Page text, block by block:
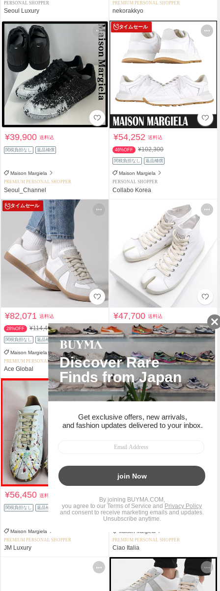
PERSONAL SHOPPER
Seoul Luxury
PREMIUM PERSONAL SHOPPER
nekorakkyo
¥39,900送料込
関税負担なし 返品補償
Maison Margiela
PREMIUM PERSONAL SHOPPER
Seoul_Channel
タイムセール
¥54,252送料込
46%OFF ¥102,300
関税負担なし 返品補償
Maison Margiela
PERSONAL SHOPPER
Collabo Korea
タイムセール
¥82,071送料込
28%OFF ¥114,400
関税負担なし 返品補償
Maison Margiela
PREMIUM PERSONAL SHOPPER
Ace Global
¥47,700送料込
37%OFF ¥75,900
関税負担なし 返品補償
Maison Margiela
PREMIUM PERSONAL SHOPPER
Ace Global
¥56,450送料込
関税負担なし 返品補償
Maison Margiela
PREMIUM PERSONAL SHOPPER
JM Luxury
¥99,552
57%OFF ¥232,723
返品補償
Maison Margiela
PREMIUM PERSONAL SHOPPER
Ciao Italia